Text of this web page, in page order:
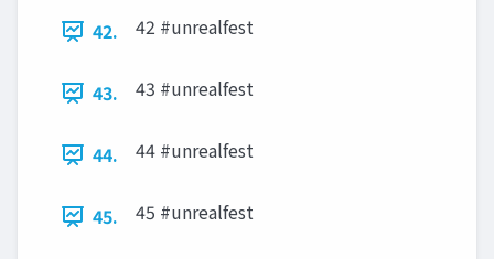
42. 42 #unrealfest
43. 43 #unrealfest
44. 44 #unrealfest
45. 45 #unrealfest